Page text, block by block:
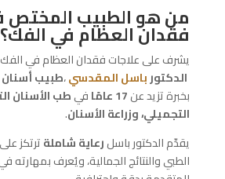
من هو الطبيب المختص
فقدان العظام في الفك؟
يشرف على علاجات فقدان العظام في
الدكتورباسلالمقدسي،طبيب
بخبرة تزيد عن17 عامًا فيطب الأسنان
التجميلي، وزراعة الأسنان.
يقدّم الدكتور باسلرعاية شاملةترتكز
الطبي والنتائج الجمالية، ويُعرف بمهارته